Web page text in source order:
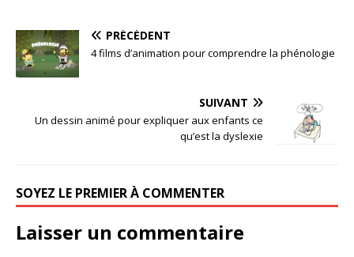
PRÉCÉDENT
4 films d’animation pour comprendre la phénologie
SUIVANT
Un dessin animé pour expliquer aux enfants ce
qu’est la dyslexie
SOYEZ LE PREMIER À COMMENTER
Laisser un commentaire